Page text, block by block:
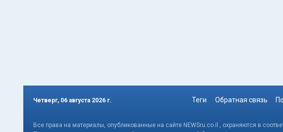
Четверг, 06 августа 2026 г. Теги Обратная связь
Все права на материалы, опубликованные на сайте NEWSru.co.il , охраняются в